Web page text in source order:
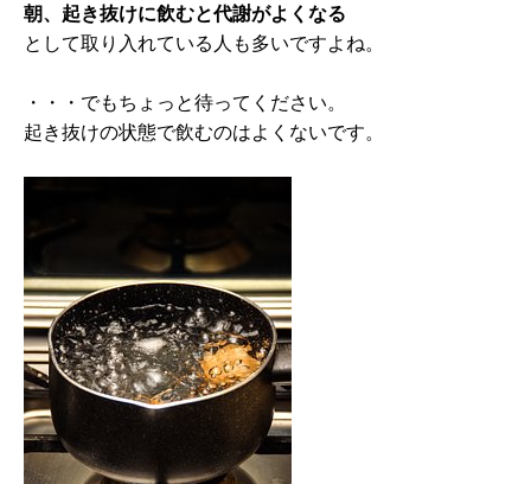
朝、起き抜けに飲むと代謝がよくなる
として取り入れている人も多いですよね。
・・・でもちょっと待ってください。
起き抜けの状態で飲むのはよくないです。